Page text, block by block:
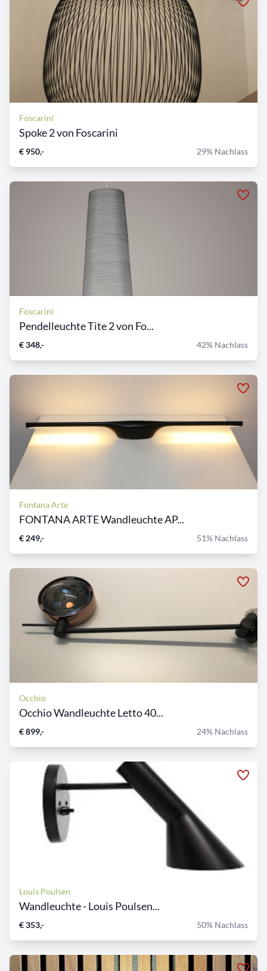
Foscarini
Spoke 2 von Foscarini
€ 950,- 29% Nachlass
Foscarini
Pendelleuchte Tite 2 von Fo...
€ 348,- 42% Nachlass
Fontana Arte
FONTANA ARTE Wandleuchte AP...
€ 249,- 51% Nachlass
Occhio
Occhio Wandleuchte Letto 40...
€ 899,- 24% Nachlass
Louis Poulsen
Wandleuchte - Louis Poulsen...
€ 353,- 50% Nachlass